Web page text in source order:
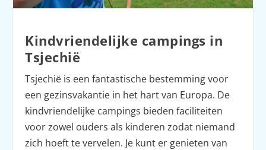
Kindvriendelijke campings in
Tsjechië
Tsjechië is een fantastische bestemming voor
een gezinsvakantie in het hart van Europa. De
kindvriendelijke campings bieden faciliteiten
voor zowel ouders als kinderen zodat niemand
zich hoeft te vervelen. Je kunt er genieten van